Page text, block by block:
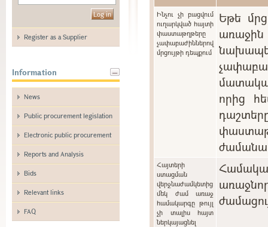
Register as a Supplier
Information
News
Public procurement legislation
Electronic public procurement
Reports and Analysis
Bids
Relevant links
FAQ
Ինչու չի բացվում
ուղարկված հայտի
փաստաթղթերը
չափաբաժիններով
մրցույթի դեպքում
Եթե
առաջին
որից
Հայտերի
ստացման
վերջնաժամկետից
մեկ ժամ առաջ
համակարգը թույլ
չի տալիս հայտ
ներկայացնել